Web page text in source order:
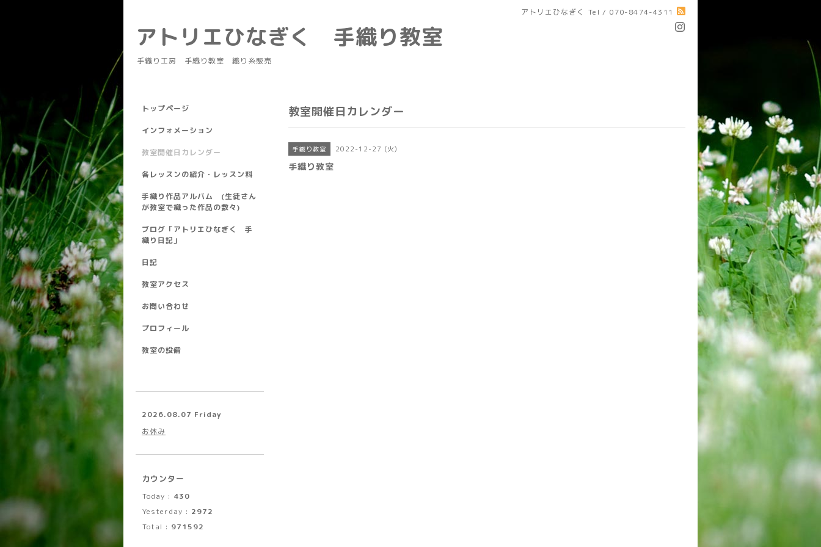
アトリエひなぎく Tel / 070-8474-4311
アトリエひなぎく 手織り教室
手織り工房 手織り教室 織り糸販売
教室開催日カレンダー
手織り教室 2022-12-27 (火)
手織り教室
トップページ
インフォメーション
教室開催日カレンダー
各レッスンの紹介・レッスン料
手織り作品アルバム (生徒さん
が教室で織った作品の数々)
ブログ「アトリエひなぎく 手
織り日記」
日記
教室アクセス
お問い合わせ
プロフィール
教室の設備
2026.08.07 Friday
お休み
カウンター
Today : 430
Yesterday : 2972
Total : 971592